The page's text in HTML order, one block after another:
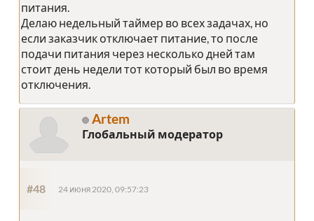
питания.
Делаю недельный таймер во всех задачах, но
если заказчик отключает питание, то после
подачи питания через несколько дней там
стоит день недели тот который был во время
отключения.
Artem
Глобальный модератор
#48 24 июня 2020, 09:57:23